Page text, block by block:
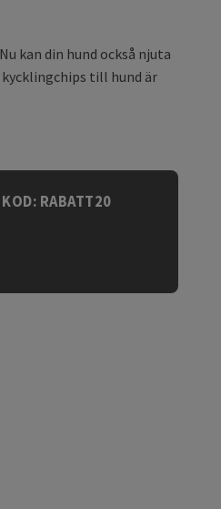
kan din hund också njuta
kycklingchips till hund är
RABATT20